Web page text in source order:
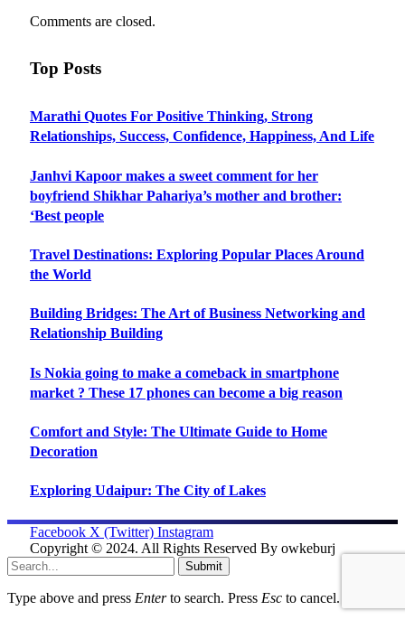
Comments are closed.
Top Posts
Marathi Quotes For Positive Thinking, Strong
Relationships, Success, Confidence, Happiness, And Life
Janhvi Kapoor makes a sweet comment for her
boyfriend Shikhar Pahariya’s mother and brother:
‘Best people
Travel Destinations: Exploring Popular Places Around
the World
Building Bridges: The Art of Business Networking and
Relationship Building
Is Nokia going to make a comeback in smartphone
market ? These 17 phones can become a big reason
Comfort and Style: The Ultimate Guide to Home
Decoration
Exploring Udaipur: The City of Lakes
Facebook X (Twitter) Instagram
Copyright © 2024. All Rights Reserved By owkeburj
Submit
Type above and press Enterto search. Press Esc to cancel.